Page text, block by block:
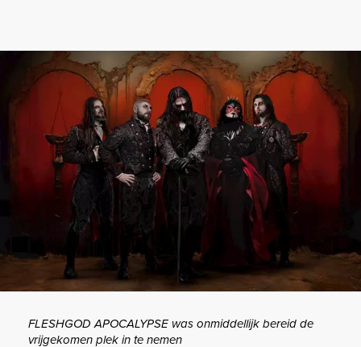
FLESHGOD APOCALYPSE was onmiddellijk bereid de
vrijgekomen plek in te nemen